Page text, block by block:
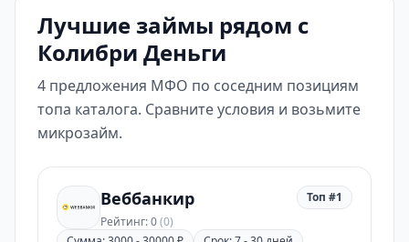
Лучшие займы рядом с
Колибри Деньги
4 предложения МФО по соседним позициям
топа каталога. Сравните условия и возьмите
микрозайм.
Веббанкир
Рейтинг: 0(0)
Топ #1